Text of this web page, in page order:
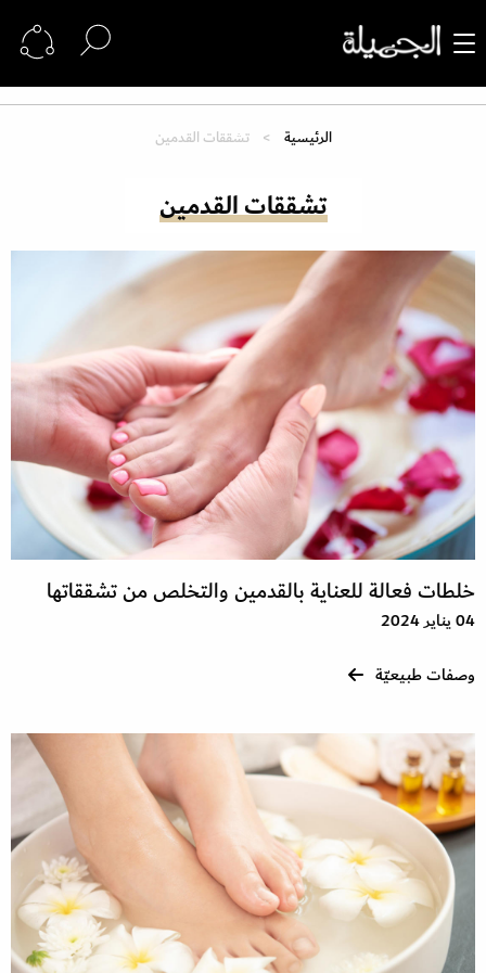
الرئيسية تشققات القدمين
تشققات القدمين
خلطات فعالة للعناية بالقدمين والتخلص من تشققاتها
04 يناير 2024
وصفات طبيعيّة